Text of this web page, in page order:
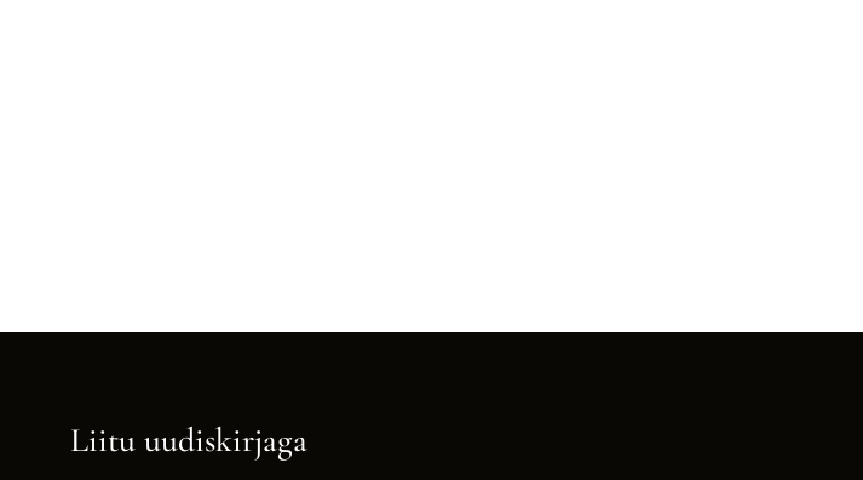
Liitu uudiskirjaga